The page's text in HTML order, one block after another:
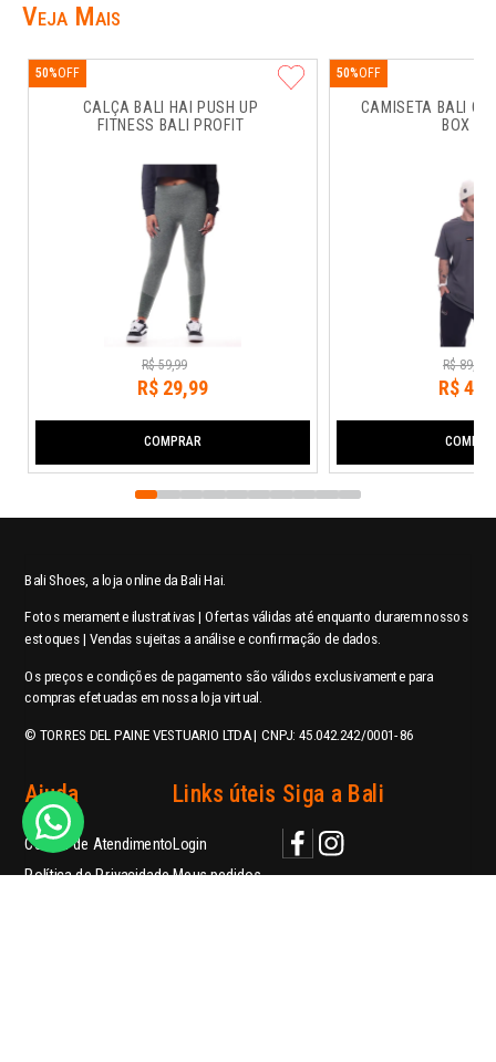
Veja Mais
CALÇA BALI HAI PUSH UP
FITNESS BALI PROFIT
50%
R$ 59,99
R$ 29,99
COMPRAR
CAMISETA BALI
BOX
50%
R$ 89,
R$44
Bali Shoes, a loja online da Bali Hai.
Fotos meramente ilustrativas | Ofertas válidas até enquanto durarem nossos
estoques | Vendas sujeitas a análise e confirmação de dados.
Os preços e condições de pagamento são válidos exclusivamente para
compras efetuadas em nossa loja virtual.
© TORRES DEL PAINE VESTUARIO LTDA | CNPJ: 45.042.242/0001-86
Ajuda
Central de Atendimento
Política de Privacidade
Links úteis
Login
Meus pedidos
Siga a Bali